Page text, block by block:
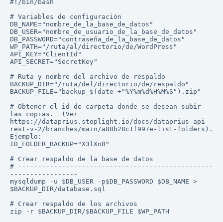
#!/bin/bash
# Variables de configuración
DB_NAME="nombre_de_la_base_de_datos"
DB_USER="nombre_de_usuario_de_la_base_de_datos"
DB_PASSWORD="contraseña_de_la_base_de_datos"
WP_PATH="/ruta/al/directorio/de/WordPress"
API_KEY="ClientId"
API_SECRET="SecretKey"
# Ruta y nombre del archivo de respaldo
BACKUP_DIR="/ruta/del/directorio/de/respaldo"
BACKUP_FILE="backup_$(date +"%Y%m%d%H%M%S").zip"
# Obtener el id de carpeta donde se desean subir
las copias.  (Ver
https://dataprius.stoplight.io/docs/dataprius-api-
rest-v-2/branches/main/a88b28c1f997e-list-folders).
Ejemplo:
ID_FOLDER_BACKUP="X3lXnB"
# Crear respaldo de la base de datos
# -------------------------------------------------
-----------------
mysqldump -u $DB_USER -p$DB_PASSWORD $DB_NAME >
$BACKUP_DIR/database.sql
# Crear respaldo de los archivos
zip -r $BACKUP_DIR/$BACKUP_FILE $WP_PATH